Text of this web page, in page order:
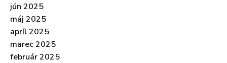
jún 2025
máj 2025
apríl 2025
marec 2025
február 2025